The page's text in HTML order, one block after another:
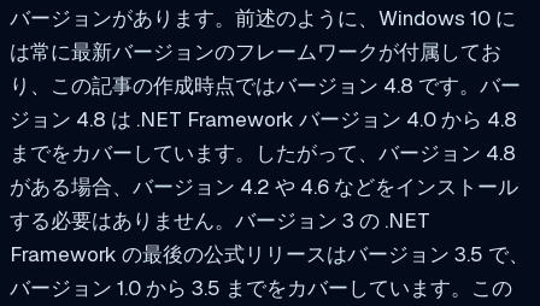
バージョンがあります。前述のように、Windows 10 に
は常に最新バージョンのフレームワークが付属してお
り、この記事の作成時点ではバージョン 4.8 です。バー
ジョン 4.8 は .NET Framework バージョン 4.0 から 4.8
までをカバーしています。したがって、バージョン 4.8
がある場合、バージョン 4.2 や 4.6 などをインストール
する必要はありません。バージョン 3 の .NET
Framework の最後の公式リリースはバージョン 3.5 で、
バージョン 1.0 から 3.5 までをカバーしています。この